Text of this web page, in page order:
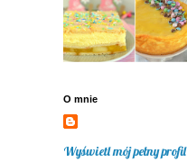
O mnie
Wyświetl mój pełny profil